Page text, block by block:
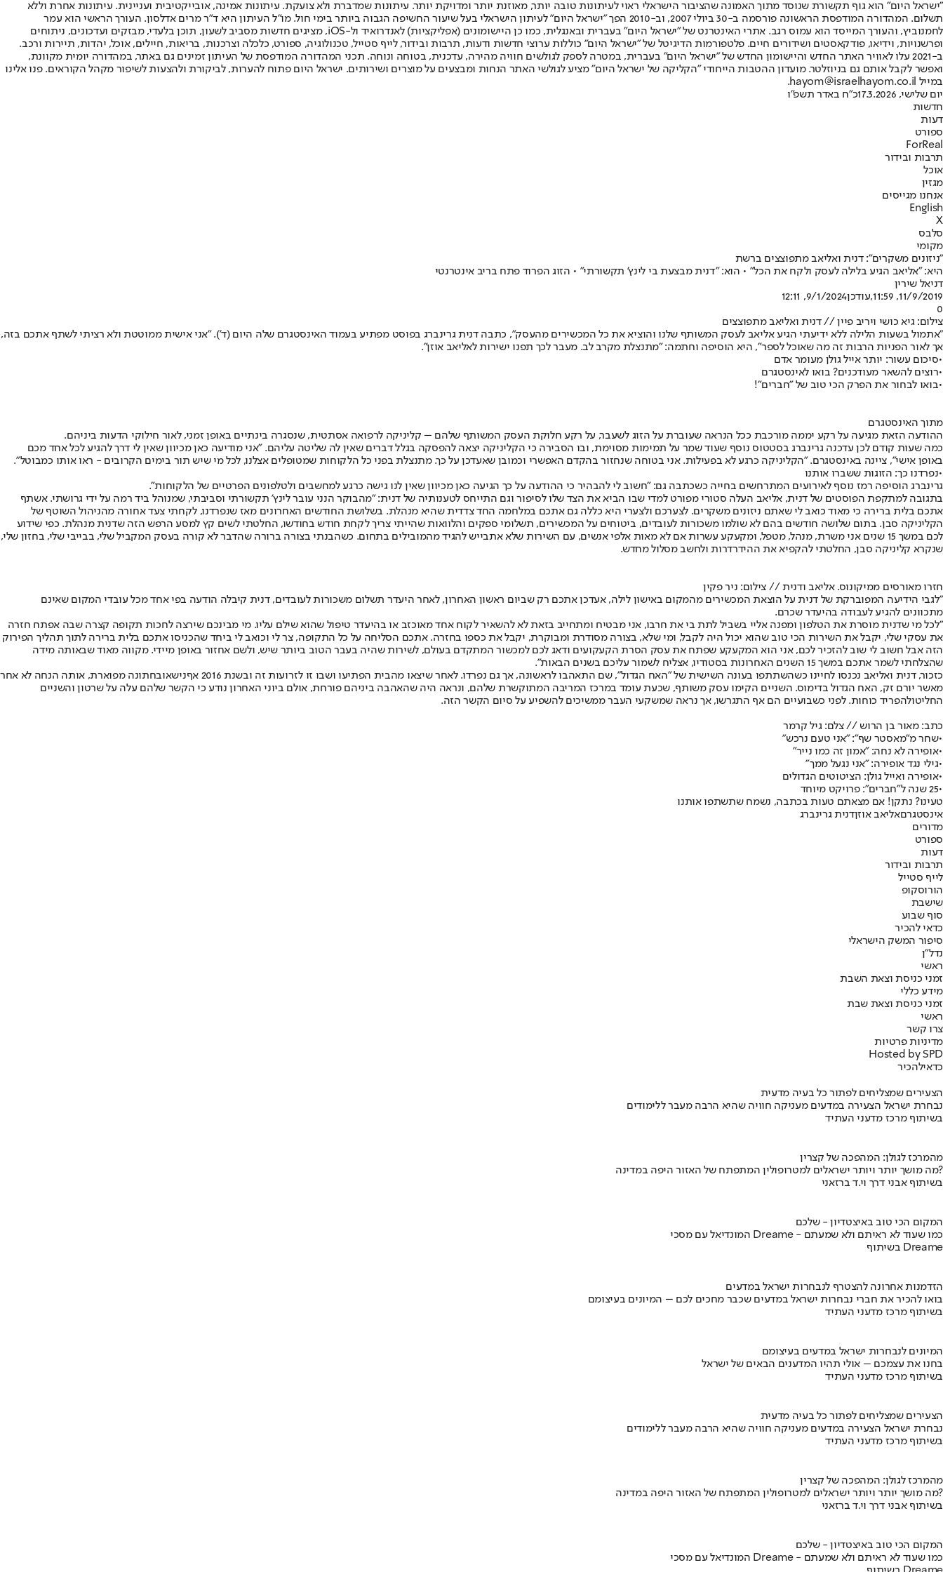
"ישראל היום" הוא גוף תקשורת שנוסד מתוך האמונה שהציבור הישראלי ראוי לעיתונות טובה יותר, מאוזנת יותר ומדויקת יותר. עיתונות שמדברת ולא צועקת. עיתונות אמינה, אובייקטיבית ועניינית. עיתונות אחרת וללא
תשלום. המהדורה המודפסת הראשונה פורסמה ב-30 ביולי 2007, וב-2010 הפך "ישראל היום" לעיתון הישראלי בעל שיעור החשיפה הגבוה ביותר בימי חול. מו"ל העיתון היא ד"ר מרים אדלסון. העורך הראשי הוא עמר
לחמנוביץ, והעורך המייסד הוא עמוס רגב. אתרי האינטרנט של "ישראל היום" בעברית ובאנגלית, כמו כן היישומונים (אפליקציות) לאנדרואיד ול-iOS, מציגים חדשות מסביב לשעון, תוכן בלעדי, מבזקים ועדכונים, ניתוחים
ופרשנויות, וידיאו, פודקאסטים ושידורים חיים. פלטפורמות הדיגיטל של "ישראל היום" כוללות ערוצי חדשות ודעות, תרבות ובידור, לייף סטייל, טכנולוגיה, ספורט, כלכלה וצרכנות, בריאות, חיילים, אוכל, יהדות, תיירות ורכב.
ב-2021 עלו לאוויר האתר החדש והיישומון החדש של "ישראל היום" בעברית, במטרה לספק לגולשים חוויה מהירה, עדכנית, בטוחה ונוחה. תכני המהדורה המודפסת של העיתון זמינים גם באתר, במהדורה יומית מקוונת,
ואפשר לקבל אותם גם בניוזלטר. מועדון ההטבות הייחודי "הקליקה של ישראל היום" מציע לגולשי האתר הנחות ומבצעים על מוצרים ושירותים. ישראל היום פתוח להערות, לביקורת ולהצעות לשיפור מקהל הקוראים. פנו אלינו
במייל hayom@israelhayom.co.il.
יום שלישי, 17.3.2026
כ"ח באדר תשפ"ו
חדשות
דעות
ספורט
ForReal
תרבות ובידור
אוכל
מגזין
אנחנו מגייסים
English
X
סלבס
מקומי
"ניזונים משקרים": דנית ואליאב מתפוצצים ברשת
היא: "אליאב הגיע בלילה לעסק ולקח את הכל" • הוא: "דנית מבצעת בי לינץ' תקשורתי" • הזוג הפרוד פתח בריב אינטרנטי
דניאל שירין
11/9/2019, 11:59
,עודכן9/1/2024, 12:11
0
צילום: גיא כושי ויריב פיין // דנית ואליאב מתפוצצים
"אתמול בשעות הלילה ללא ידיעתי הגיע אליאב לעסק המשותף שלנו והוציא את כל המכשירים מהעסק", כתבה דנית גרינברג בפוסט מפתיע בעמוד האינסטגרם שלה היום (ד'). "אני אישית ממוטטת ולא רציתי לשתף אתכם בזה,
אך לאור הפניות הרבות זה מה שאוכל לספר", היא הוסיפה וחתמה: "מתנצלת מקרב לב. מעבר לכך תפנו ישירות לאליאב אוזן".
•סיכום עשור: יותר אייל גולן מעומר אדם
•רוצים להשאר מעודכנים? בואו לאינסטגרם
•בואו לבחור את הפרק הכי טוב של "חברים"!
מתוך האינסטגרם
ההודעה הזאת מגיעה על רקע יממה מורכבת ככל הנראה שעוברת על הזוג לשעבר, על רקע חלוקת העסק המשותף שלהם – קליניקה לרפואה אסתטית, שנסגרה בינתיים באופן זמני, לאור חילוקי הדעות ביניהם.
כמה שעות קודם לכן עדכנה גרינברג בסטטוס נוסף שעוד שמר על תמימות מסוימת, ובו הסבירה כי הקליניקה יצאה להפסקה בגלל דברים שאין לה שליטה עליהם. "אני מודיעה כאן מכיוון שאין לי דרך להגיע לכל אחד מכם
באופן אישי", ציינה באינסטגרם. "הקליניקה כרגע לא בפעילות. אני בטוחה שנחזור בהקדם האפשרי וכמובן שאעדכן על כך. מתנצלת בפני כל הלקוחות שמטופלים אצלנו, לכל מי שיש תור בימים הקרובים - ראו אותו כמבוטל".
•נפרדנו כך: הזוגות ששברו אותנו
גרינברג הוסיפה רמז נוסף לאירועים המתרחשים בחייה כשכתבה גם: "חשוב לי להבהיר כי ההודעה על כך הגיעה כאן מכיוון שאין לנו גישה כרגע למחשבים ולטלפונים הפרטיים של הלקוחות".
בתגובה למתקפת הפוסטים של דנית, אליאב העלה סטורי מפורט למדי שבו הביא את הצד שלו לסיפור וגם התייחס לטענותיה של דנית: "מהבוקר הנני עובר לינץ' תקשורתי וסביבתי, שמנוהל ביד רמה על ידי גרושתי. אשתף
אתכם בלית ברירה כי מאוד כואב לי שאתם ניזונים משקרים. לצערכם ולצערי היא כללה גם אתכם במלחמה החד צדדית שהיא מנהלת. בשלושת החודשים האחרונים מאז שנפרדנו, לקחתי צעד אחורה מהניהול השוטף של
הקליניקה סבן. בתום שלושה חודשים בהם לא שולמו משכורות לעובדים, ביטוחים על המכשירים, תשלומי ספקים והלוואות שהייתי צריך לקחת חודש בחודשו, החלטתי לשים קץ למסע הרפש הזה שדנית מנהלת. כפי שידוע
לכם במשך 15 שנים אני משרת, מנהל, מטפל, ומקעקע עשרות אם לא מאות אלפי אנשים, עם השירות שלא אתבייש להגיד מהמובילים בתחום. כשהבנתי בצורה ברורה שהדבר לא קורה בעסק המקביל שלי, בבייבי שלי, בחזון שלי,
שנקרא קליניקה סבן, החלטתי להקפיא את ההידרדרות ולחשב מסלול מחדש.
חזרו מאורסים ממיקונוס. אליאב ודנית // צילום: ניר פקין
"לגבי הידיעה המפוברקת של דנית על הוצאת המכשירים מהמקום באישון לילה, אעדכן אתכם רק שביום ראשון האחרון, לאחר היעדר תשלום משכורות לעובדים, דנית קיבלה הודעה בפי אחד מכל עובדי המקום שאינם
מתכוונים להגיע לעבודה בהיעדר שכרם.
"לכל מי שדנית מוסרת את הטלפון ומפנה אליי בשביל לתת בי את חרבו, אני מבטיח ומתחייב בזאת לא להשאיר לקוח אחד מאוכזב או בהיעדר טיפול שהוא שילם עליו. מי מבינכם שירצה לחכות תקופה קצרה שבה אפתח חזרה
את עסקי שלי, יקבל את השירות הכי טוב שהוא יכול היה לקבל, ומי שלא, בצורה מסודרת ומבוקרת, יקבל את כספו בחזרה. אתכם הסליחה על כל התקופה, צר לי וכואב לי ביחד שהכניסו אתכם בלית ברירה לתוך תהליך הפירוק
הזה אבל חשוב לי שוב להזכיר לכם, אני הוא המקעקע שפתח את עסק הסרת הקעקועים ודאג לכם למכשור המתקדם בעולם, לשירות שהיה בעבר הטוב ביותר שיש, ולשם אחזור באופן מיידי. מקווה מאוד שבאותה מידה
שהצלחתי לשמר אתכם במשך 15 השנים האחרונות בסטודיו, אצליח לשמור עליכם בשנים הבאות".
כזכור, דנית ואליאב נכנסו לחיינו כשהשתתפו בעונה השישית של "האח הגדול", שם התאהבו לראשונה, אך גם נפרדו. לאחר שיצאו מהבית הפתיעו ושבו זו לזרועות זה ובשנת 2016 אף
נישאובחתונה מפוארת, אותה הנחה לא אחר
מאשר יורם זק, האח הגדול בדימוס. השניים הקימו עסק משותף, שכעת עומד במרכז המריבה המתוקשרת שלהם, ונראה היה שהאהבה ביניהם פורחת, אולם ביוני האחרון נודע כי הקשר שלהם עלה על שרטון והשניים
החליטולהפריד כוחות. לפני כשבועיים הם אף התגרשו, אך נראה שמשקעי העבר ממשיכים להשפיע על סיום הקשר הזה.
כתב: מאור בן הרוש // צלם: גיל קרמר
•שחר מ"מאסטר שף": "אני טעם נרכש"
•אופירה לא נחה: "אמון זה כמו נייר"
•גילי נגד אופירה: "אני נגעל ממך"
•אופירה ואייל גולן: הציטוטים הגדולים
•25 שנה ל"חברים": פרויקט מיוחד
טעינו? נתקן! אם מצאתם טעות בכתבה, נשמח שתשתפו אותנו
אינסטגרםאליאב אוזןדנית גרינברג
מדורים
ספורט
דעות
תרבות ובידור
לייף סטייל
הורוסקופ
שישבת
סוף שבוע
כדאי להכיר
סיפור המשק הישראלי
נדל"ן
ראשי
זמני כניסת וצאת השבת
מידע כללי
זמני כניסת וצאת שבת
ראשי
צרו קשר
מדיניות פרטיות
Hosted by SPD
כדאילהכיר
הצעירים שמצליחים לפתור כל בעיה מדעית
נבחרת ישראל הצעירה במדעים מעניקה חוויה שהיא הרבה מעבר ללימודים
בשיתוף מרכז מדעני העתיד
מהמרכז לגולן: המהפכה של קצרין
מה מושך יותר ויותר ישראלים למטרופולין המתפתח של האזור היפה במדינה?
בשיתוף אבני דרך וי.ד ברזאני
המקום הכי טוב באיצטדיון - שלכם
המונדיאל עם מסכי Dreame - כמו שעוד לא ראיתם ולא שמעתם
בשיתוף Dreame
הזדמנות אחרונה להצטרף לנבחרות ישראל במדעים
בואו להכיר את חברי נבחרות ישראל במדעים שכבר מחכים לכם – המיונים בעיצומם
בשיתוף מרכז מדעני העתיד
המיונים לנבחרות ישראל במדעים בעיצומם
בחנו את עצמכם – אולי תהיו המדענים הבאים של ישראל
בשיתוף מרכז מדעני העתיד
הצעירים שמצליחים לפתור כל בעיה מדעית
נבחרת ישראל הצעירה במדעים מעניקה חוויה שהיא הרבה מעבר ללימודים
בשיתוף מרכז מדעני העתיד
מהמרכז לגולן: המהפכה של קצרין
מה מושך יותר ויותר ישראלים למטרופולין המתפתח של האזור היפה במדינה?
בשיתוף אבני דרך וי.ד ברזאני
המקום הכי טוב באיצטדיון - שלכם
המונדיאל עם מסכי Dreame - כמו שעוד לא ראיתם ולא שמעתם